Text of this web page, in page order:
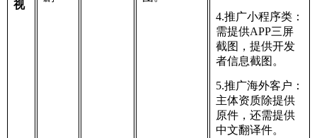
视
4.推广小程序类：
需提供APP三屏
截图，提供开发
者信息截图。
5.推广海外客户：
主体资质除提供
原件，还需提供
中文翻译件。